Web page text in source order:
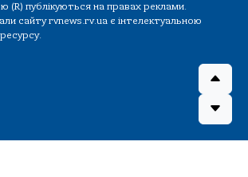
(R) публікуються на правах реклами.
сайту rvnews.rv.ua є інтелектуальною